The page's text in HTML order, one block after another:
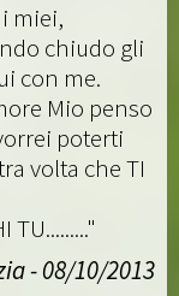
miei,
chiudo gli
con me.
Mio penso
poterti
volta che TI
TU........."
- 08/10/2013